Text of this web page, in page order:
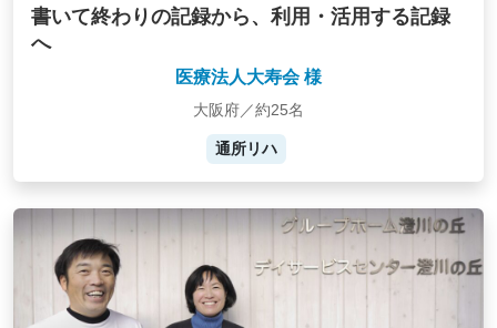
書いて終わりの記録から、利用・活用する記録
へ
医療法人大寿会 様
大阪府／約25名
通所リハ